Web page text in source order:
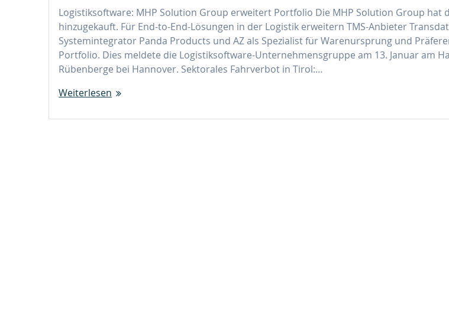
Logistiksoftware: MHP Solution Group erweitert Portfolio Die MHP Solution Group hat
hinzugekauft. Für End-to-End-Lösungen in der Logistik erweitern TMS-Anbieter
Systemintegrator Panda Products und AZ als Spezialist für Warenursprung und
Portfolio. Dies meldete die Logistiksoftware-Unternehmensgruppe am 13. Januar am
Rübenberge bei Hannover. Sektorales Fahrverbot in Tirol:…
Weiterlesen